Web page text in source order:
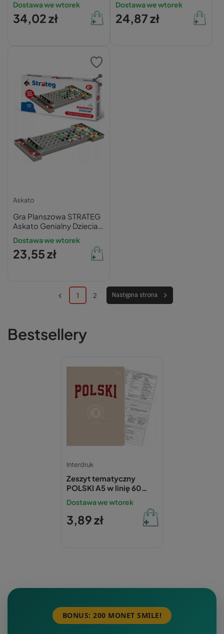
3 lat
Dostawa we wtorek
34,02 zł
Dostawa we wtorek
24,87 zł
Askato
Gra Planszowa STRATEG
Askato Genialny Dzieciak
Logiczna Dedu_6+
Dostawa we wtorek
23,55 zł
1 2 Następna strona
Bestsellery
Interdruk
Zeszyt tematyczny
POLSKI A5 w linię 60
kartek INTERDRUK
(ściąga)
Dostawa we wtorek
3,89 zł
BONUS: 200 MONET SMILE!